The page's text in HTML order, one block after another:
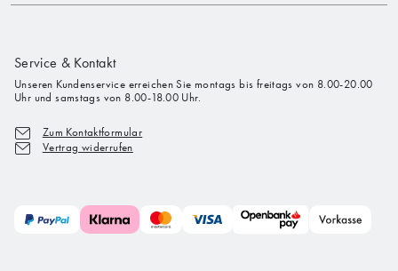
Service & Kontakt
Unseren Kundenservice erreichen Sie montags bis freitags von 8.00-20.00
Uhr und samstags von 8.00-18.00 Uhr.
Zum Kontaktformular
Vertrag widerrufen